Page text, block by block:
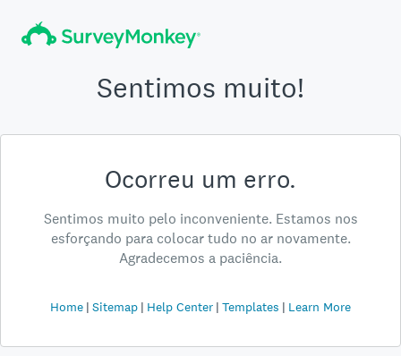
Sentimos muito!
Ocorreu um erro.
Sentimos muito pelo inconveniente. Estamos nos
esforçando para colocar tudo no ar novamente.
Agradecemos a paciência.
Home Sitemap Help Center Templates Learn More